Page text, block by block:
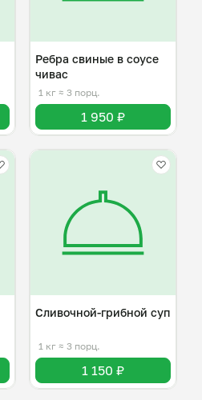
Ребра свиные в соусе
чивас
1 кг ≈ 3 порц.
1 950 ₽
Сливочной-грибной суп
1 кг ≈ 3 порц.
1 150 ₽